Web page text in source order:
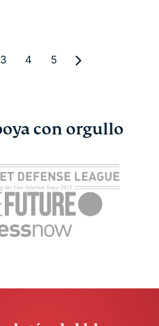
3 4 5
con orgullo